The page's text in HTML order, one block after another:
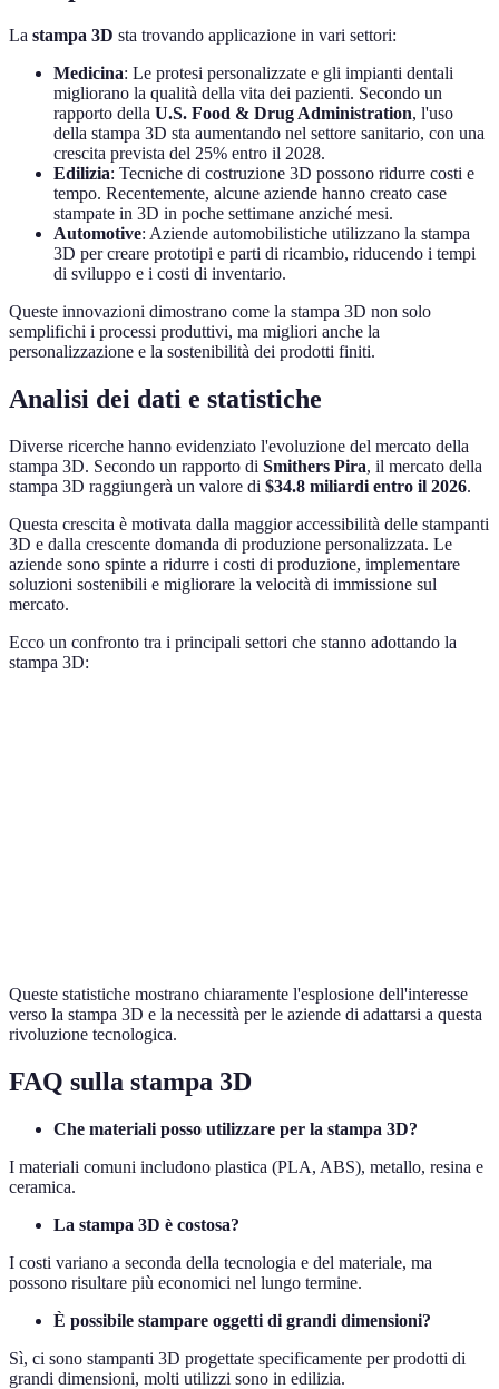
La stampa 3D sta trovando applicazione in vari settori:
Medicina: Le protesi personalizzate e gli impianti dentali
migliorano la qualità della vita dei pazienti. Secondo un
rapporto della U.S. Food & Drug Administration, l'uso
della stampa 3D sta aumentando nel settore sanitario, con una
crescita prevista del 25% entro il 2028.
Edilizia: Tecniche di costruzione 3D possono ridurre costi e
tempo. Recentemente, alcune aziende hanno creato case
stampate in 3D in poche settimane anziché mesi.
Automotive: Aziende automobilistiche utilizzano la stampa
3D per creare prototipi e parti di ricambio, riducendo i tempi
di sviluppo e i costi di inventario.
Queste innovazioni dimostrano come la stampa 3D non solo
semplifichi i processi produttivi, ma migliori anche la
personalizzazione e la sostenibilità dei prodotti finiti.
Analisi dei dati e statistiche
Diverse ricerche hanno evidenziato l'evoluzione del mercato della
stampa 3D. Secondo un rapporto di Smithers Pira, il mercato della
stampa 3D raggiungerà un valore di $34.8 miliardi entro il 2026.
Questa crescita è motivata dalla maggior accessibilità delle stampanti
3D e dalla crescente domanda di produzione personalizzata. Le
aziende sono spinte a ridurre i costi di produzione, implementare
soluzioni sostenibili e migliorare la velocità di immissione sul
mercato.
Ecco un confronto tra i principali settori che stanno adottando la
stampa 3D:
Queste statistiche mostrano chiaramente l'esplosione dell'interesse
verso la stampa 3D e la necessità per le aziende di adattarsi a questa
rivoluzione tecnologica.
FAQ sulla stampa 3D
Che materiali posso utilizzare per la stampa 3D?
I materiali comuni includono plastica (PLA, ABS), metallo, resina e
ceramica.
La stampa 3D è costosa?
I costi variano a seconda della tecnologia e del materiale, ma
possono risultare più economici nel lungo termine.
È possibile stampare oggetti di grandi dimensioni?
Sì, ci sono stampanti 3D progettate specificamente per prodotti di
grandi dimensioni, molti utilizzi sono in edilizia.